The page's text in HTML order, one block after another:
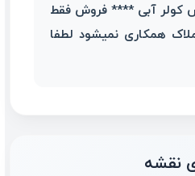
کولر آبی **** فروش فقط
همکاری نمیشود لطفا
نقشه